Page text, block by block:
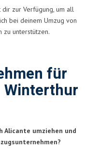
zur Verfügung, um all
bei deinem Umzug von
zu unterstützen.
für
Winterthur
Alicante umziehen und